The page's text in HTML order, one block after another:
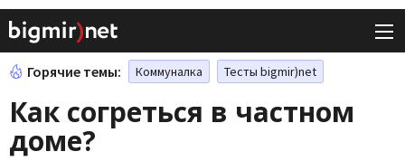
Горячие темы: Коммуналка Тесты bigmir)net
Как согреться в частном
доме?